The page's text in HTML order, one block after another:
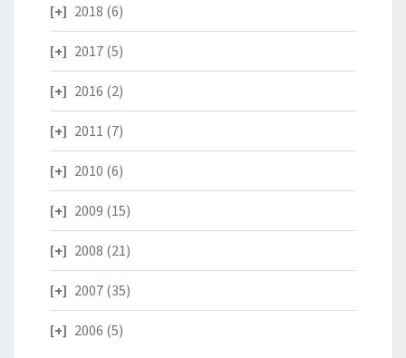
2018 (6)
2017 (5)
2016 (2)
2011 (7)
2010 (6)
2009 (15)
2008 (21)
2007 (35)
2006 (5)